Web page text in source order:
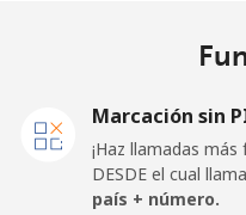
Línea fija ⁦27.5¢⁩
Marcación sin
¡Haz llamadas
DESDE el cual
país + número.